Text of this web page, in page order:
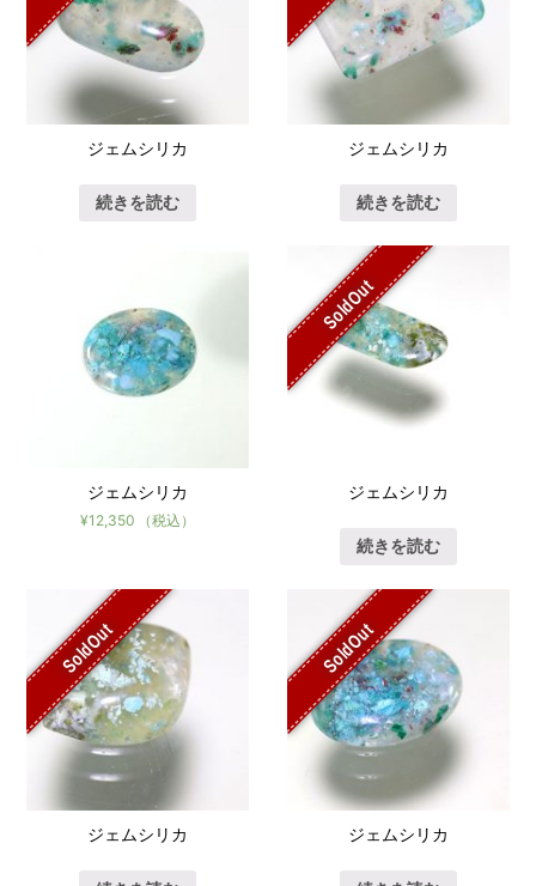
ジェムシリカ
続きを読む
ジェムシリカ
続きを読む
ジェムシリカ
¥12,350 （税込）
ジェムシリカ
SoldOut
続きを読む
ジェムシリカ
SoldOut
ジェムシリカ
SoldOut